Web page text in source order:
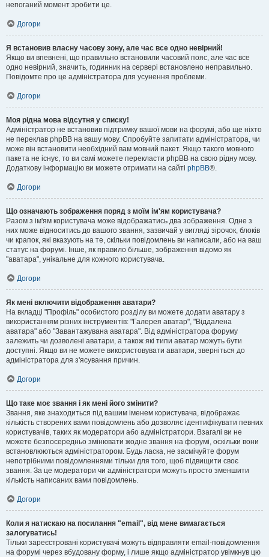
непоганий момент зробити це.
Догори
Я встановив власну часову зону, але час все одно невірний!
Якщо ви впевнені, що правильно встановили часовий пояс, але час все
одно невірний, значить, годинник на сервері встановлено неправильно.
Повідомте про це адміністратора для усунення проблеми.
Догори
Моя рідна мова відсутня у списку!
Адміністратор не встановив підтримку вашої мови на форумі, або ще ніхто
не переклав phpBB на вашу мову. Спробуйте запитати адміністратора, чи
може він встановити необхідний вам мовний пакет. Якщо такого мовного
пакета не існує, то ви самі можете перекласти phpBB на свою рідну мову.
Додаткову інформацію ви можете отримати на сайті phpBB®.
Догори
Що означають зображення поряд з моїм ім'ям користувача?
Разом з ім'ям користувача може відображатись два зображення. Одне з
них може відноситись до вашого звання, зазвичай у вигляді зірочок, блоків
чи крапок, які вказують на те, скільки повідомлень ви написали, або на ваш
статус на форумі. Інше, як правило більше, зображення відомо як
"аватара", унікальне для кожного користувача.
Догори
Як мені включити відображення аватари?
На вкладці "Профіль" особистого розділу ви можете додати аватару з
використанням різних інструментів: "Галерея аватар", "Віддалена
аватара" або "Завантажувана аватара". Від адміністратора форуму
залежить чи дозволені аватари, а також які типи аватар можуть бути
доступні. Якщо ви не можете використовувати аватари, зверніться до
адміністратора для з'ясування причин.
Догори
Що таке моє звання і як мені його змінити?
Звання, яке знаходиться під вашим іменем користувача, відображає
кількість створених вами повідомлень або дозволяє ідентифікувати певних
користувачів, таких як модератори або адміністратори. Взагалі ви не
можете безпосередньо змінювати жодне звання на форумі, оскільки вони
встановлюються адміністратором. Будь ласка, не засмічуйте форум
непотрібними повідомленнями тільки для того, щоб підвищити своє
звання. За це модератори чи адміністратори можуть просто зменшити
кількість написаних вами повідомлень.
Догори
Коли я натискаю на посилання "email", від мене вимагається
залогуватись!
Тільки зареєстровані користувачі можуть відправляти email-повідомлення
на форумі через вбудовану форму, і лише якщо адміністратор увімкнув цю